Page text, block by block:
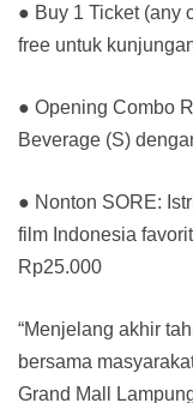
● Buy 1 Ticket (any
free untuk
● Opening Combo
Beverage (S)
● Nonton SORE:
film Indonesia
Rp25.000
“Menjelang akhir
bersama
Grand Mall